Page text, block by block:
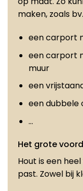
maken, zoals
een carport
een carport
muur
een
een dubbele
…
Het grote
Hout is een
past. Zowel bij